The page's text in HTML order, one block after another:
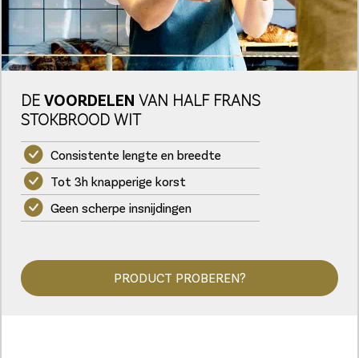
DE VOORDELEN VAN HALF FRANS
STOKBROOD WIT
Consistente lengte en breedte
Tot 3h knapperige korst
Geen scherpe insnijdingen
PRODUCT PROBEREN?